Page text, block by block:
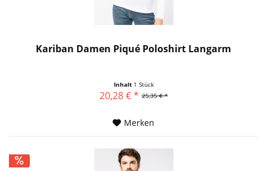
Kariban Damen Piqué Poloshirt Langarm
Inhalt 1 Stück
25,35 € *
20,28 € *
Merken